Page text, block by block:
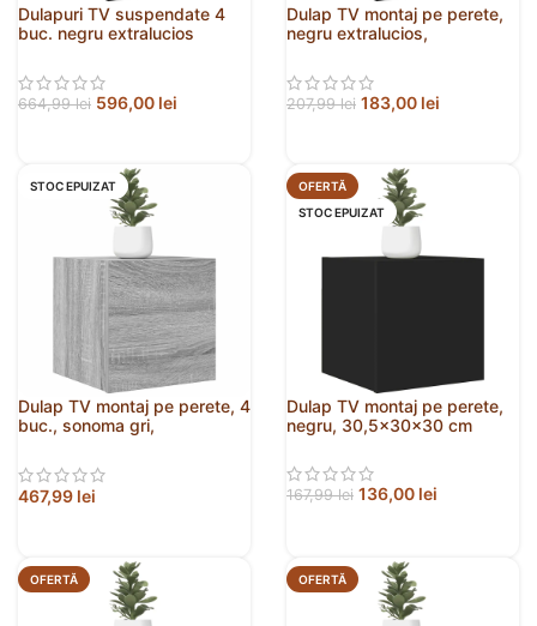
Dulapuri TV suspendate 4
buc. negru extralucios
664,99lei 596,00 lei
Dulap TV montaj pe perete,
negru extralucios,
207,99lei 183,00 lei
STOC EPUIZAT
Dulap TV montaj pe perete, 4
buc., sonoma gri,
467,99 lei
OFERTĂ
STOC EPUIZAT
Dulap TV montaj pe perete,
negru, 30,5x30x30 cm
167,99lei 136,00 lei
OFERTĂ OFERTĂ